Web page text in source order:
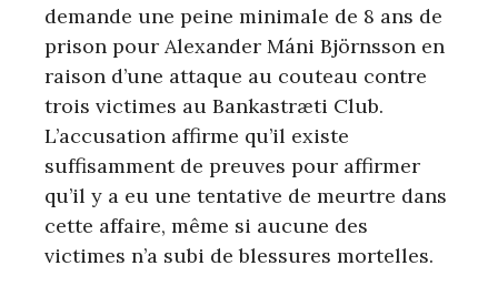
demande une peine minimale de 8 ans de
prison pour Alexander Máni Björnsson en
raison d’une attaque au couteau contre
trois victimes au Bankastræti Club.
L’accusation affirme qu’il existe
suffisamment de preuves pour affirmer
qu’il y a eu une tentative de meurtre dans
cette affaire, même si aucune des
victimes n’a subi de blessures mortelles.